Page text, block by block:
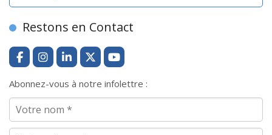
Restons en Contact
Abonnez-vous à notre infolettre :